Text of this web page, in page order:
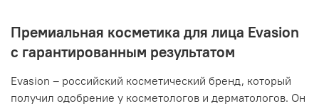
Премиальная косметика для лица Evasion
с гарантированным результатом
Evasion – российский косметический бренд, который
получил одобрение у косметологов и дерматологов. Он